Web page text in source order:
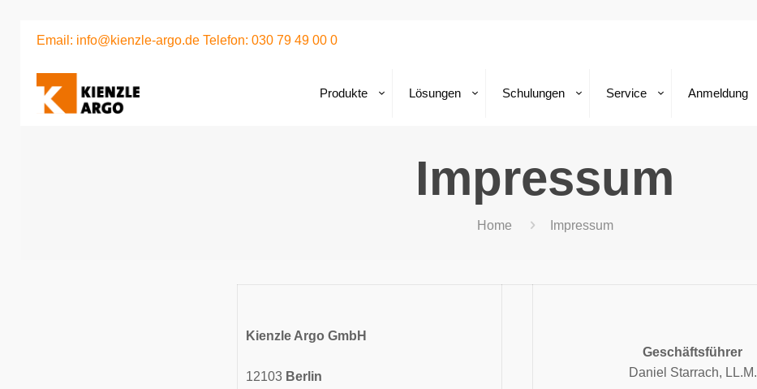
Email: info@kienzle-argo.de Telefon: 030 79 49 00 0
Produkte Lösungen Schulungen Service Anmeldung
Impressum
Home Impressum
Kienzle Argo GmbH
12103 Berlin
Geschäftsführer
Daniel Starrach, LL.M.